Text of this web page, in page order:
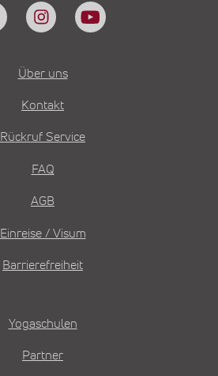
Über uns
Kontakt
Rückruf Service
FAQ
AGB
Einreise / Visum
Barrierefreiheit
Yogaschulen
Partner